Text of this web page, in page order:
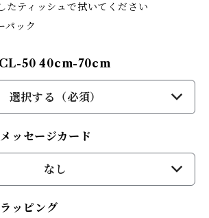
たティッシュで拭いてください
パック
CL-50 40cm-70cm
選択する（必須）
ッセージカード
なし
ッピング